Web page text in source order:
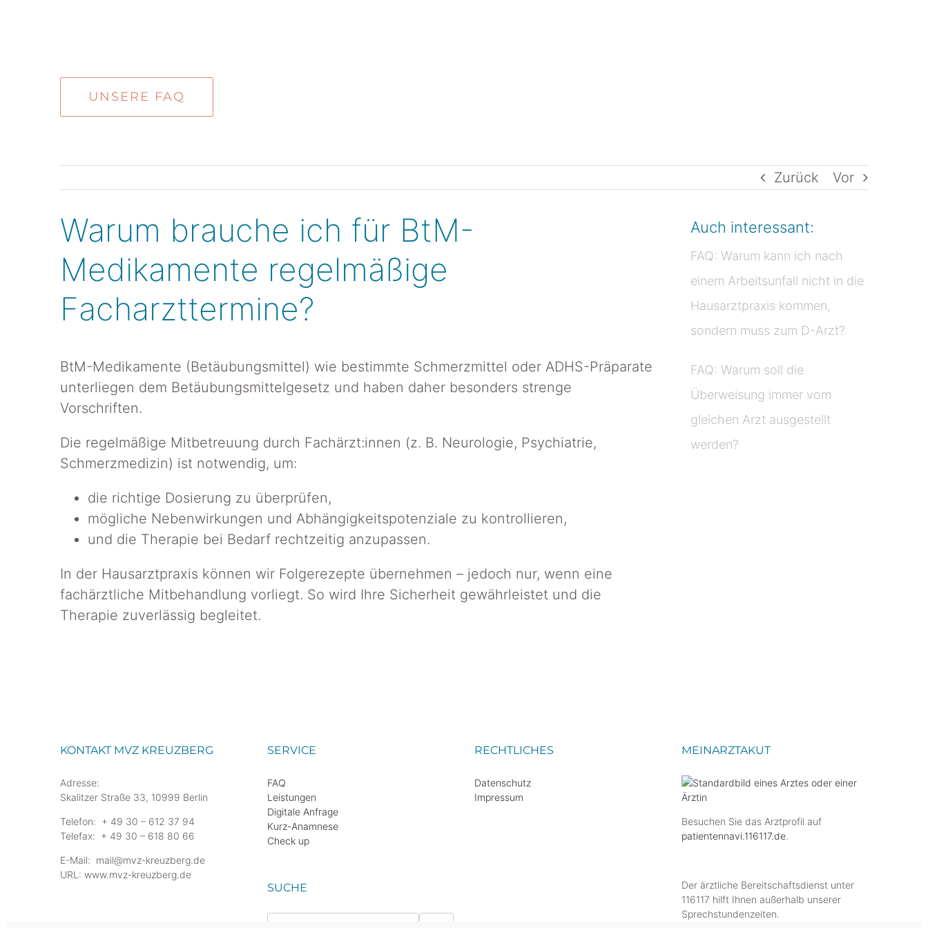
UNSERE FAQ
Zurück Vor
Warum brauche ich für BtM-
Medikamente regelmäßige
Facharzttermine?
BtM-Medikamente (Betäubungsmittel) wie bestimmte Schmerzmittel oder ADHS-Präparate
unterliegen dem Betäubungsmittelgesetz und haben daher besonders strenge
Vorschriften.
Die regelmäßige Mitbetreuung durch Fachärzt:innen (z. B. Neurologie, Psychiatrie,
Schmerzmedizin) ist notwendig, um:
die richtige Dosierung zu überprüfen,
mögliche Nebenwirkungen und Abhängigkeitspotenziale zu kontrollieren,
und die Therapie bei Bedarf rechtzeitig anzupassen.
In der Hausarztpraxis können wir Folgerezepte übernehmen – jedoch nur, wenn eine
fachärztliche Mitbehandlung vorliegt. So wird Ihre Sicherheit gewährleistet und die
Therapie zuverlässig begleitet.
Auch interessant:
FAQ: Warum kann ich nach
einem Arbeitsunfall nicht in die
Hausarztpraxis kommen,
sondern muss zum D-Arzt?
FAQ: Warum soll die
Überweisung immer vom
gleichen Arzt ausgestellt
werden?
KONTAKT MVZ KREUZBERG
Adresse:
Skalitzer Straße 33, 10999 Berlin
Telefon: + 49 30 – 612 37 94
Telefax: + 49 30 – 618 80 66
E-Mail: mail@mvz-kreuzberg.de
URL: www.mvz-kreuzberg.de
SERVICE
FAQ
Leistungen
Digitale Anfrage
Kurz-Anamnese
Check up
SUCHE
Suche
RECHTLICHES
Datenschutz
Impressum
MEINARZTAKUT
Besuchen Sie das Arztprofil auf
patientennavi.116117.de.
Der ärztliche Bereitschaftsdienst unter
116117 hilft Ihnen außerhalb unserer
Sprechstundenzeiten.